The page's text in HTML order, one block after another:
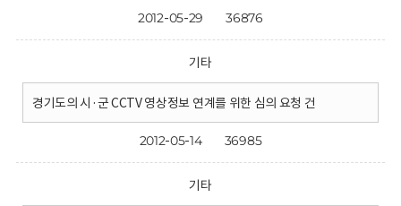
2012-05-29 36876
기타
경기도의 시·군 CCTV 영상정보 연계를 위한 심의 요청 건
2012-05-14 36985
기타